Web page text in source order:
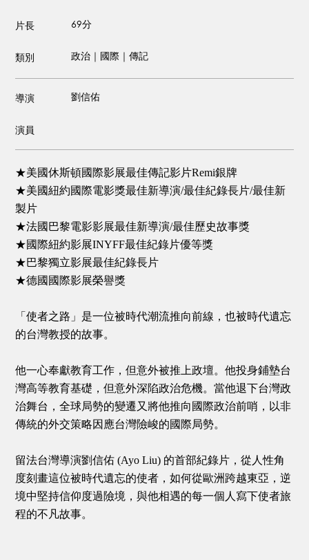
片長 69分
類別 政治｜國際｜傳記
導演 劉信佑
演員
★美國休斯頓國際影展最佳傳記影片Remi銀牌
★美國紐約國際電影獎最佳新導演/最佳紀錄長片/最佳新
製片
★法國巴黎電影影展最佳新導演/最佳歷史故事獎
★國際紐約影展INYFF最佳紀錄片優等獎
★巴黎獨立影展最佳紀錄長片
★德國國際影展榮譽獎
「使者之路」是一位被時代潮流推向前線，也被時代遺忘
的台灣教授的故事。
他一心奉獻教育工作，但意外被推上政壇。他投身鋪墊台
灣高等教育基礎，但意外深陷政治危機。當他退下台灣政
治舞台，全球局勢的變遷又將他推向國際政治前哨，以非
傳統的外交策略因應台灣險峻的國際局勢。
留法台灣導演劉信佑 (Ayo Liu) 的首部紀錄片，從人性角
度刻畫這位被時代遺忘的使者，如何從歐洲跨越東亞，逆
境中堅持信仰度過險境，與他相遇的每一個人寫下使者旅
程的不凡故事。